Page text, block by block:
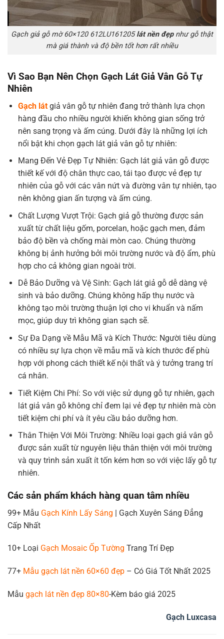
Gạch giả gỗ mờ 60×120 612LU161205lát nền đẹpnhư gỗ thật
mà giá thành và độ bền tốt hơn rất nhiều
Vì Sao Bạn Nên Chọn Gạch Lát Giả Vân Gỗ Tự
Nhiên
Gạch látgiả vân gỗ tự nhiên đang trở thành lựa chọn
hàng đầu cho nhiều người khiến không gian sống trở
nên sang trọng và ấm cúng. Dưới đây là những lợi ích
nổi bật khi chọn gạch lát giả vân gỗ tự nhiên:
Mang Đến Vẻ Đẹp Tự Nhiên: Gạch lát giả vân gỗ được
thiết kế với độ chân thực cao, tái tạo được vẻ đẹp tự
nhiên của gỗ với các vân nứt và đường vân tự nhiên, tạo
nên không gian ấn tượng và ấm cúng.
Chất Lượng Vượt Trội: Gạch giả gỗ thường được sản
xuất từ chất liệu gốm, porcelan, hoặc gạch men, đảm
bảo độ bền và chống mài mòn cao. Chúng thường
không bị ảnh hưởng bởi môi trường nước và độ ẩm, phù
hợp cho cả không gian ngoài trời.
Dễ Bảo Dưỡng và Vệ Sinh: Gạch lát giả gỗ dễ dàng vệ
sinh và bảo dưỡng. Chúng không hấp thụ nước và
không tạo môi trường thuận lợi cho vi khuẩn và nấm
mọc, giúp duy trì không gian sạch sẽ.
Sự Đa Dạng về Mẫu Mã và Kích Thước: Người tiêu dùng
có nhiều sự lựa chọn về mẫu mã và kích thước để phù
hợp với phong cách thiết kế nội thất và ý tưởng trang trí
cá nhân.
Tiết Kiệm Chi Phí: So với việc sử dụng gỗ tự nhiên, gạch
lát giả vân gỗ không chỉ đem lại vẻ đẹp tự nhiên mà còn
tiết kiệm chi phí và ít yêu cầu bảo dưỡng hơn.
Thân Thiện Với Môi Trường: Nhiều loại gạch giả vân gỗ
được sản xuất từ nguyên liệu thân thiện với môi trường
và quy trình sản xuất ít tốn kém hơn so với việc lấy gỗ tự
nhiên.
Các sản phẩm khách hàng quan tâm nhiều
99+ Mẫu Gạch Kính Lấy Sáng | Gạch Xuyên Sáng Đẳng
Cấp Nhất
10+ Loại Gạch Mosaic Ốp Tường Trang Trí Đẹp
77+ Mẫu gạch lát nền 60×60 đẹp – Có Giá Tốt Nhất 2025
Mẫu gạch lát nền đẹp 80×80-Kèm báo giá 2025
Gạch Luxcasa